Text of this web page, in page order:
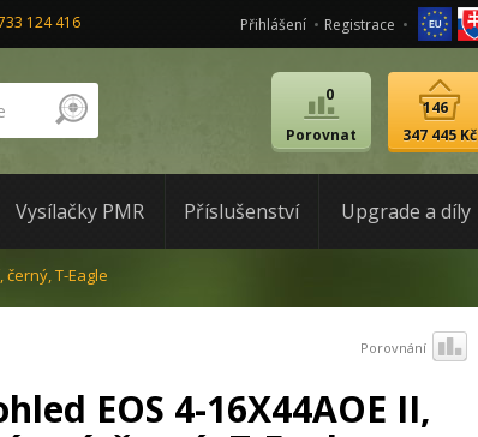
124 416 Přihlášení Registrace
Porovnat
0
347 445 Kč
146
Vysílačky PMR Příslušenství Upgrade a díly
černý, T-Eagle
Porovnání
EOS 4-16X44AOE II,